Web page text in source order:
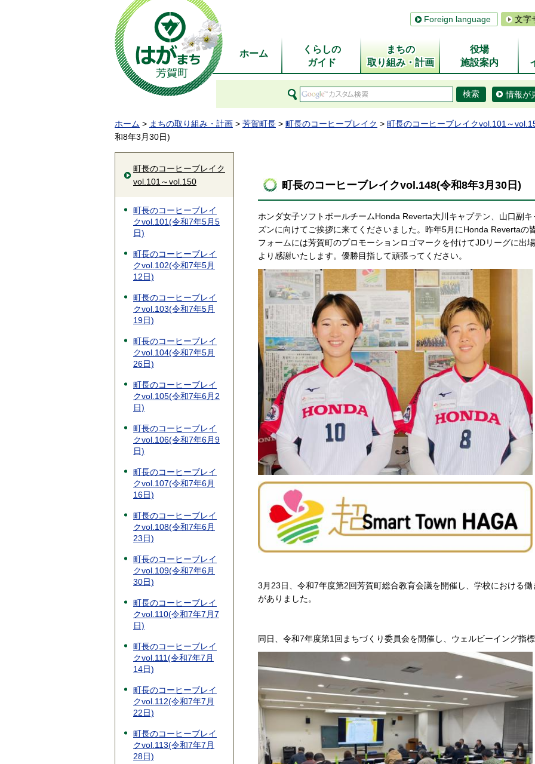
Foreign language 文字
ホーム
くらしの
ガイド
まちの
取り組み・計画
役場
施設案内
情報が
ホーム > まちの取り組み・計画 > 芳賀町長 > 町長のコーヒーブレイク > 町長のコーヒーブレイクvol.101～
和8年3月30日)
町長のコーヒーブレイク
vol.101～vol.150
町長のコーヒーブレイ
クvol.101(令和7年5月5
日)
町長のコーヒーブレイ
クvol.102(令和7年5月
12日)
町長のコーヒーブレイ
クvol.103(令和7年5月
19日)
町長のコーヒーブレイ
クvol.104(令和7年5月
26日)
町長のコーヒーブレイ
クvol.105(令和7年6月2
日)
町長のコーヒーブレイ
クvol.106(令和7年6月9
日)
町長のコーヒーブレイ
クvol.107(令和7年6月
16日)
町長のコーヒーブレイ
クvol.108(令和7年6月
23日)
町長のコーヒーブレイ
クvol.109(令和7年6月
30日)
町長のコーヒーブレイ
クvol.110(令和7年7月7
日)
町長のコーヒーブレイ
クvol.111(令和7年7月
14日)
町長のコーヒーブレイ
クvol.112(令和7年7月
22日)
町長のコーヒーブレイ
クvol.113(令和7年7月
28日)
町長のコーヒーブレイクvol.148(令和8年3月30日)
ホンダ女子ソフトボールチームHonda Reverta大川キャプテン、山口副
ズンに向けてご挨拶に来てくださいました。昨年5月にHonda Revertaの
フォームには芳賀町のプロモーションロゴマークを付けてJDリーグに出
より感謝いたします。優勝目指して頑張ってください。
3月23日、令和7年度第2回芳賀町総合教育会議を開催し、学校における
がありました。
同日、令和7年度第1回まちづくり委員会を開催し、ウェルビーイング指